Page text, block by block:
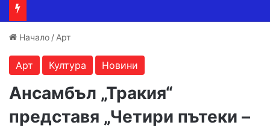
Начало / Арт
Арт Култура Новини
Ансамбъл „Тракия“
представя „Четири пътеки –